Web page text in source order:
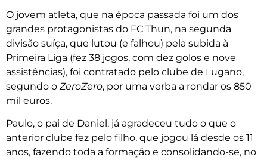
O jovem atleta, que na época passada foi um dos
grandes protagonistas do FC Thun, na segunda
divisão suíça, que lutou (e falhou) pela subida à
Primeira Liga (fez 38 jogos, com dez golos e nove
assistências), foi contratado pelo clube de Lugano,
segundo o ZeroZero, por uma verba a rondar os 850
mil euros.
Paulo, o pai de Daniel, já agradeceu tudo o que o
anterior clube fez pelo filho, que jogou lá desde os 11
anos, fazendo toda a formação e consolidando-se, no